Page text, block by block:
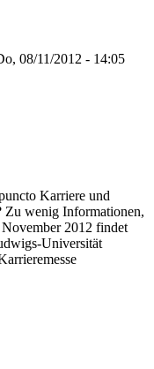
08/11/2012 - 14:05
Karriere und
Zu wenig Informationen,
2012 findet
Universität